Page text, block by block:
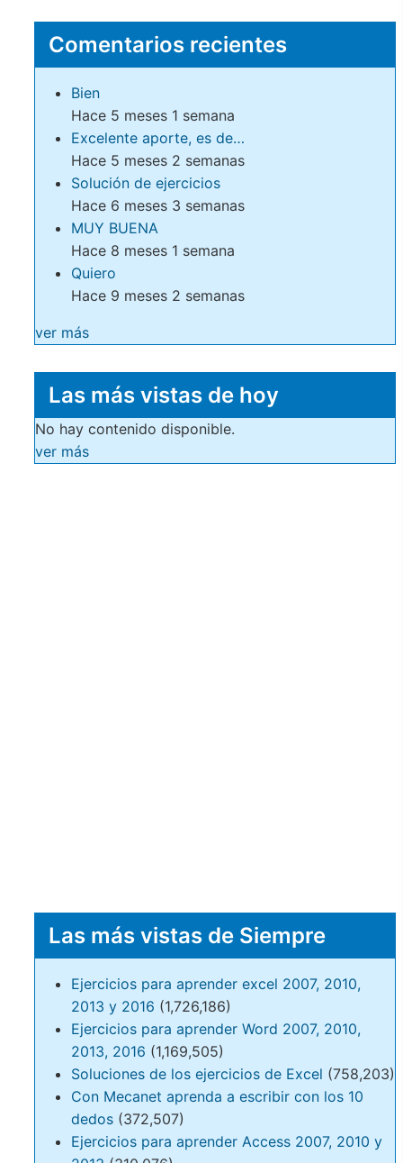
Comentarios recientes
Bien
Hace 5 meses 1 semana
Excelente aporte, es de…
Hace 5 meses 2 semanas
Solución de ejercicios
Hace 6 meses 3 semanas
MUY BUENA
Hace 8 meses 1 semana
Quiero
Hace 9 meses 2 semanas
ver más
Las más vistas de hoy
No hay contenido disponible.
ver más
Las más vistas de Siempre
Ejercicios para aprender excel 2007, 2010,
2013 y 2016 (1,726,186)
Ejercicios para aprender Word 2007, 2010,
2013, 2016 (1,169,505)
Soluciones de los ejercicios de Excel (758,203)
Con Mecanet aprenda a escribir con los 10
dedos (372,507)
Ejercicios para aprender Access 2007, 2010 y